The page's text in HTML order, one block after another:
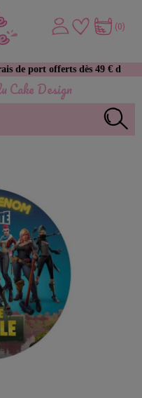
Cake Design
port offerts dès 49 € d’achat
(0)